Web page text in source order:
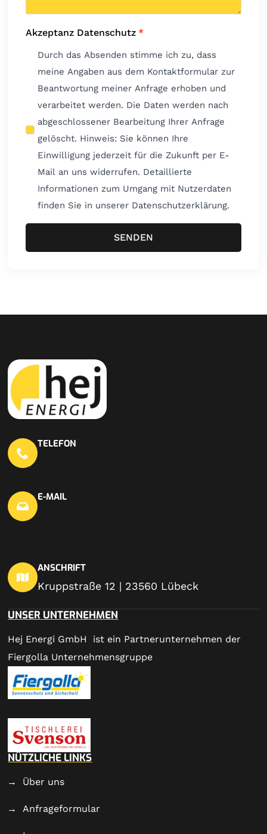
Akzeptanz Datenschutz *
Durch das Absenden stimme ich zu, dass
meine Angaben aus dem Kontaktformular zur
Beantwortung meiner Anfrage erhoben und
verarbeitet werden. Die Daten werden nach
abgeschlossener Bearbeitung Ihrer Anfrage
gelöscht. Hinweis: Sie können Ihre
Einwilligung jederzeit für die Zukunft per E-
Mail an uns widerrufen. Detaillierte
Informationen zum Umgang mit Nutzerdaten
finden Sie in unserer Datenschutzerklärung.
SENDEN
TELEFON
E-MAIL
ANSCHRIFT
Kruppstraße 12 | 23560 Lübeck
UNSER UNTERNEHMEN
Hej Energi GmbH ist ein Partnerunternehmen der
Fiergolla Unternehmensgruppe
NÜTZLICHE LINKS
Über uns
Anfrageformular